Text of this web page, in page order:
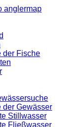
der Fische
der Gewässer
Stillwasser
Fließwasser